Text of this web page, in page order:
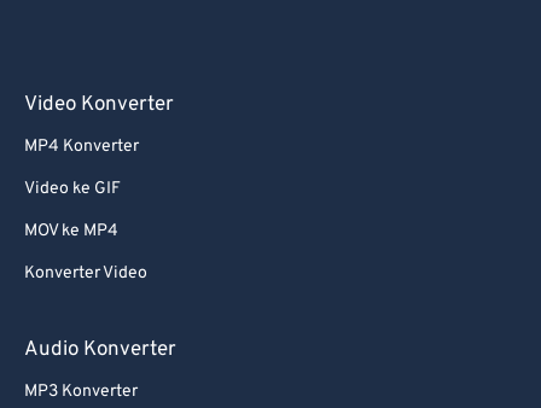
Video Konverter
MP4 Konverter
Video ke GIF
MOV ke MP4
Konverter Video
Audio Konverter
MP3 Konverter